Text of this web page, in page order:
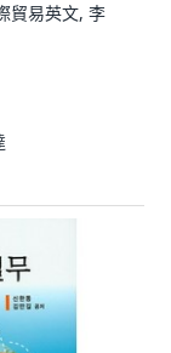
貿易英文, 李